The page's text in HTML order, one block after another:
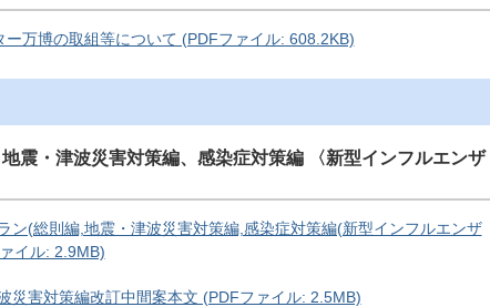
ー万博の取組等について (PDFファイル: 608.2KB)
震・津波災害対策編、感染症対策編 〈新型インフルエンザ
ン(総則編,地震・津波災害対策編,感染症対策編(新型インフルエンザ
イル: 2.9MB)
災害対策編改訂中間案本文 (PDFファイル: 2.5MB)